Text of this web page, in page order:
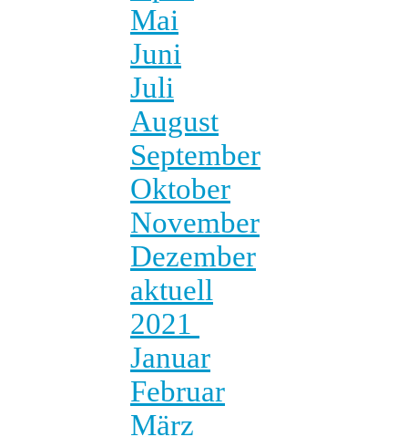
Mai
Juni
Juli
August
September
Oktober
November
Dezember
aktuell
2021
Januar
Februar
März